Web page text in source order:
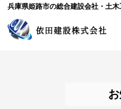
兵庫県姫路市の総合建設会社・土